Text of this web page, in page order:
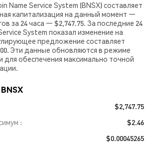
Name Service System (BNSX) составляет
капитализация на данный момент —
за 24 часа — $2,747.75. За последние 24
System показал изменение на
предложение составляет
Эти данные обновляются в режиме
для обеспечения максимально точной
$2,747.75
$2.46
$0.00045265